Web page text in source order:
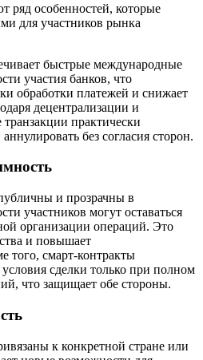
ряд особенностей, которые
для участников рынка
быстрые международные
участия банков, что
обработки платежей и снижает
децентрализации и
практически
без согласия сторон.
и прозрачны в
участников могут оставаться
организации операций. Это
и повышает
того, смарт-контракты
сделки только при полном
что защищает обе стороны.
к конкретной стране или